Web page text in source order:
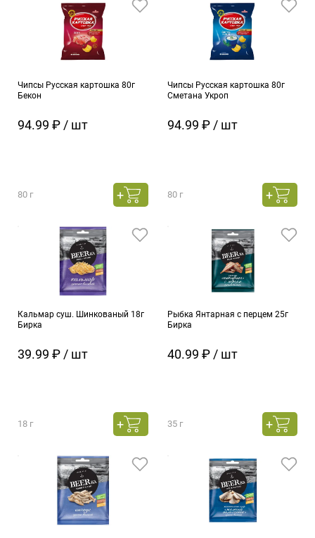
Чипсы Русская картошка 80г
Бекон
94.99 ₽ / шт
80 г
Чипсы Русская картошка 80г
Сметана Укроп
94.99 ₽ / шт
80 г
Кальмар суш. Шинкованый 18г
Бирка
39.99 ₽ / шт
18 г
Рыбка Янтарная с перцем 25г
Бирка
40.99 ₽ / шт
35 г